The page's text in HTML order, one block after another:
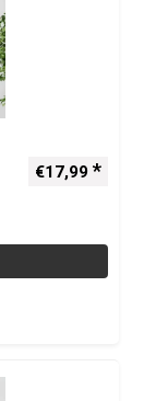
€17,99